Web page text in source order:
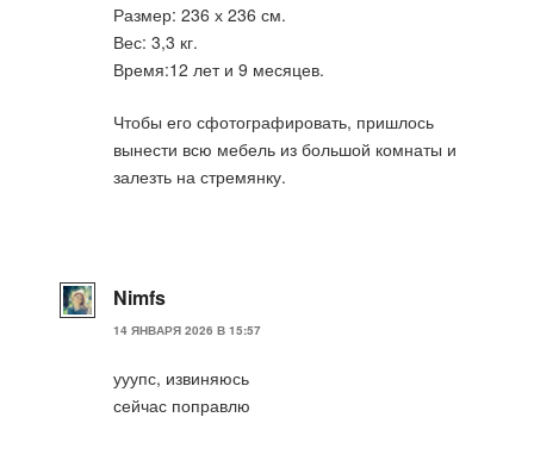
Размер: 236 х 236 см.
Вес: 3,3 кг.
Время:12 лет и 9 месяцев.
Чтобы его сфотографировать, пришлось
вынести всю мебель из большой комнаты и
залезть на стремянку.
Nimfs
14 ЯНВАРЯ 2026 В 15:57
ууупс, извиняюсь
сейчас поправлю